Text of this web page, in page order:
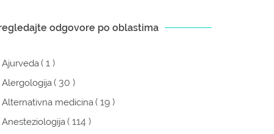
odgovore po oblastima
Ajurveda( 1 )
Alergologija( 30 )
Alternativna medicina( 19 )
Anesteziologija( 114 )